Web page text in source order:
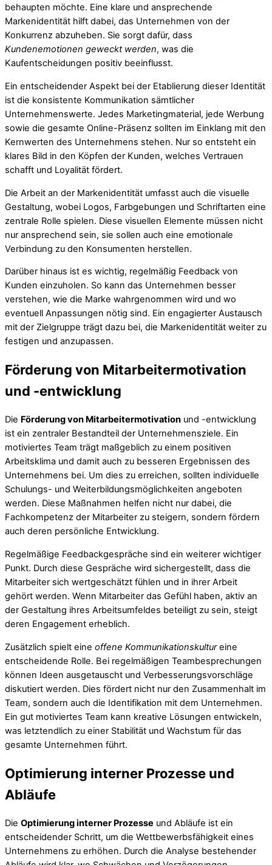
behaupten möchte. Eine klare und ansprechende
Markenidentität hilft dabei, das Unternehmen von der
Konkurrenz abzuheben. Sie sorgt dafür, dass
Kundenemotionen geweckt werden, was die
Kaufentscheidungen positiv beeinflusst.
Ein entscheidender Aspekt bei der Etablierung dieser Identität
ist die konsistente Kommunikation sämtlicher
Unternehmenswerte. Jedes Marketingmaterial, jede Werbung
sowie die gesamte Online-Präsenz sollten im Einklang mit den
Kernwerten des Unternehmens stehen. Nur so entsteht ein
klares Bild in den Köpfen der Kunden, welches Vertrauen
schafft und Loyalität fördert.
Die Arbeit an der Markenidentität umfasst auch die visuelle
Gestaltung, wobei Logos, Farbgebungen und Schriftarten eine
zentrale Rolle spielen. Diese visuellen Elemente müssen nicht
nur ansprechend sein, sie sollen auch eine emotionale
Verbindung zu den Konsumenten herstellen.
Darüber hinaus ist es wichtig, regelmäßig Feedback von
Kunden einzuholen. So kann das Unternehmen besser
verstehen, wie die Marke wahrgenommen wird und wo
eventuell Anpassungen nötig sind. Ein engagierter Austausch
mit der Zielgruppe trägt dazu bei, die Markenidentität weiter zu
festigen und anzupassen.
Förderung von Mitarbeitermotivation
und -entwicklung
Die Förderung von Mitarbeitermotivation und -entwicklung
ist ein zentraler Bestandteil der Unternehmensziele. Ein
motiviertes Team trägt maßgeblich zu einem positiven
Arbeitsklima und damit auch zu besseren Ergebnissen des
Unternehmens bei. Um dies zu erreichen, sollten individuelle
Schulungs- und Weiterbildungsmöglichkeiten angeboten
werden. Diese Maßnahmen helfen nicht nur dabei, die
Fachkompetenz der Mitarbeiter zu steigern, sondern fördern
auch deren persönliche Entwicklung.
Regelmäßige Feedbackgespräche sind ein weiterer wichtiger
Punkt. Durch diese Gespräche wird sichergestellt, dass die
Mitarbeiter sich wertgeschätzt fühlen und in ihrer Arbeit
gehört werden. Wenn Mitarbeiter das Gefühl haben, aktiv an
der Gestaltung ihres Arbeitsumfeldes beteiligt zu sein, steigt
deren Engagement erheblich.
Zusätzlich spielt eine offene Kommunikationskultureine
entscheidende Rolle. Bei regelmäßigen Teambesprechungen
können Ideen ausgetauscht und Verbesserungsvorschläge
diskutiert werden. Dies fördert nicht nur den Zusammenhalt im
Team, sondern auch die Identifikation mit dem Unternehmen.
Ein gut motiviertes Team kann kreative Lösungen entwickeln,
was letztendlich zu einer Stabilität und Wachstum für das
gesamte Unternehmen führt.
Optimierung interner Prozesse und
Abläufe
Die Optimierung interner Prozesse und Abläufe ist ein
entscheidender Schritt, um die Wettbewerbsfähigkeit eines
Unternehmens zu erhöhen. Durch die Analyse bestehender